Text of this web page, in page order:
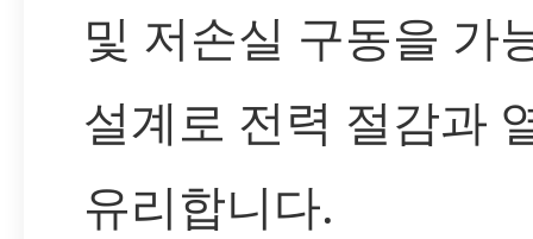
및 저손실 구동을 가
설계로 전력 절감과
유리합니다.